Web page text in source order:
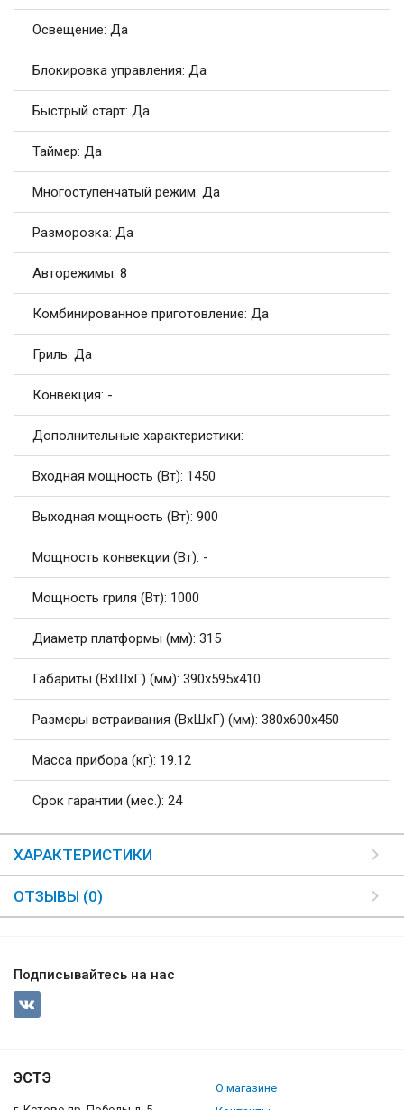
Освещение: Да
Блокировка управления: Да
Быстрый старт: Да
Таймер: Да
Многоступенчатый режим: Да
Разморозка: Да
Авторежимы: 8
Комбинированное приготовление: Да
Гриль: Да
Конвекция: -
Дополнительные характеристики:
Входная мощность (Вт): 1450
Выходная мощность (Вт): 900
Мощность конвекции (Вт): -
Мощность гриля (Вт): 1000
Диаметр платформы (мм): 315
Габариты (ВхШхГ) (мм): 390x595x410
Размеры встраивания (ВхШхГ) (мм): 380x600x450
Масса прибора (кг): 19.12
Срок гарантии (мес.): 24
ХАРАКТЕРИСТИКИ
ОТЗЫВЫ (0)
Подписывайтесь на нас
ЭСТЭ
О магазине